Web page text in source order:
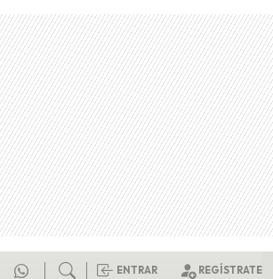
ENTRAR REGÍSTRATE